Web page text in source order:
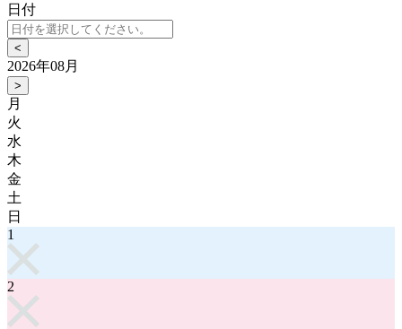
日付
<
2026年08月
>
月
火
水
木
金
土
日
1
2